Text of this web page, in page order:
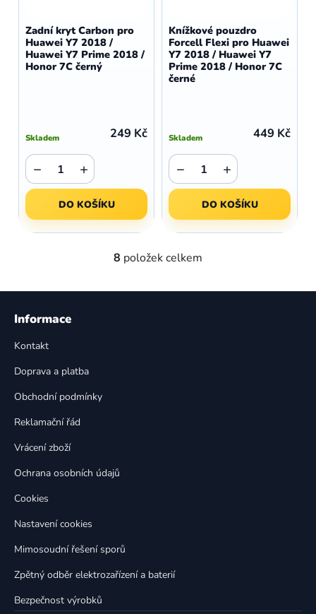
Zadní kryt Carbon pro
Huawei Y7 2018 /
Huawei Y7 Prime 2018 /
Honor 7C černý
Skladem 249 Kč
+
−
DO KOŠÍKU
Knížkové pouzdro
Forcell Flexi pro Huawei
Y7 2018 / Huawei Y7
Prime 2018 / Honor 7C
černé
Skladem 449 Kč
+
−
DO KOŠÍKU
O
l
8 položek celkem
Z
Informace
Kontakt
Doprava a platba
Obchodní podmínky
Reklamační řád
Vrácení zboží
Ochrana osobních údajů
Cookies
Nastavení cookies
Mimosoudní řešení sporů
Zpětný odběr elektrozařízení a baterií
Bezpečnost výrobků